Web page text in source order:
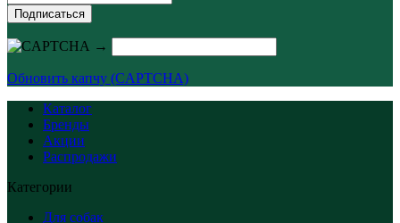
Подписаться
→
Обновить капчу (CAPTCHA)
Каталог
Бренды
Акции
Распродажи
Категории
Для собак